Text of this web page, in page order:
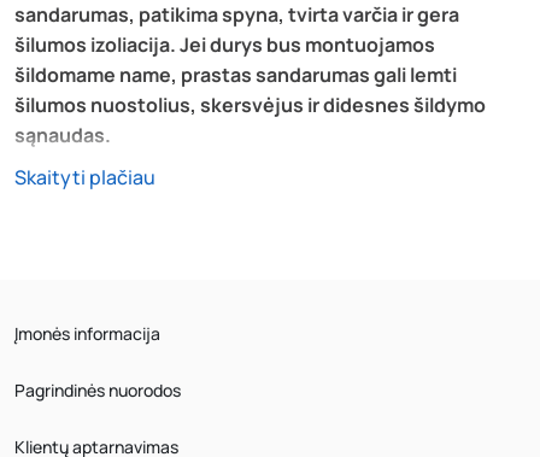
sandarumas, patikima spyna, tvirta varčia ir gera
šilumos izoliacija. Jei durys bus montuojamos
šildomame name, prastas sandarumas gali lemti
šilumos nuostolius, skersvėjus ir didesnes šildymo
sąnaudas.
Svarbu įvertinti ir išvaizdą. Įėjimo durys turi derėti prie
ar tiesioginė saulė, verta rinktis atsparesnį paviršių ir
varstomos. Kasdien naudojamam pagrindiniam įėjimui
Skaityti plačiau
Įmonės informacija
Pagrindinės nuorodos
Klientų aptarnavimas